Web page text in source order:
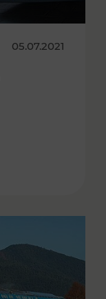
05.07.2021